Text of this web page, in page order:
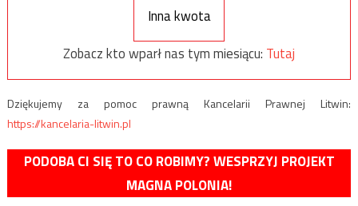
Inna kwota
Zobacz kto wparł nas tym miesiącu: Tutaj
Dziękujemy za pomoc prawną Kancelarii Prawnej Litwin:
https://kancelaria-litwin.pl
PODOBA CI SIĘ TO CO ROBIMY? WESPRZYJ PROJEKT
MAGNA POLONIA!